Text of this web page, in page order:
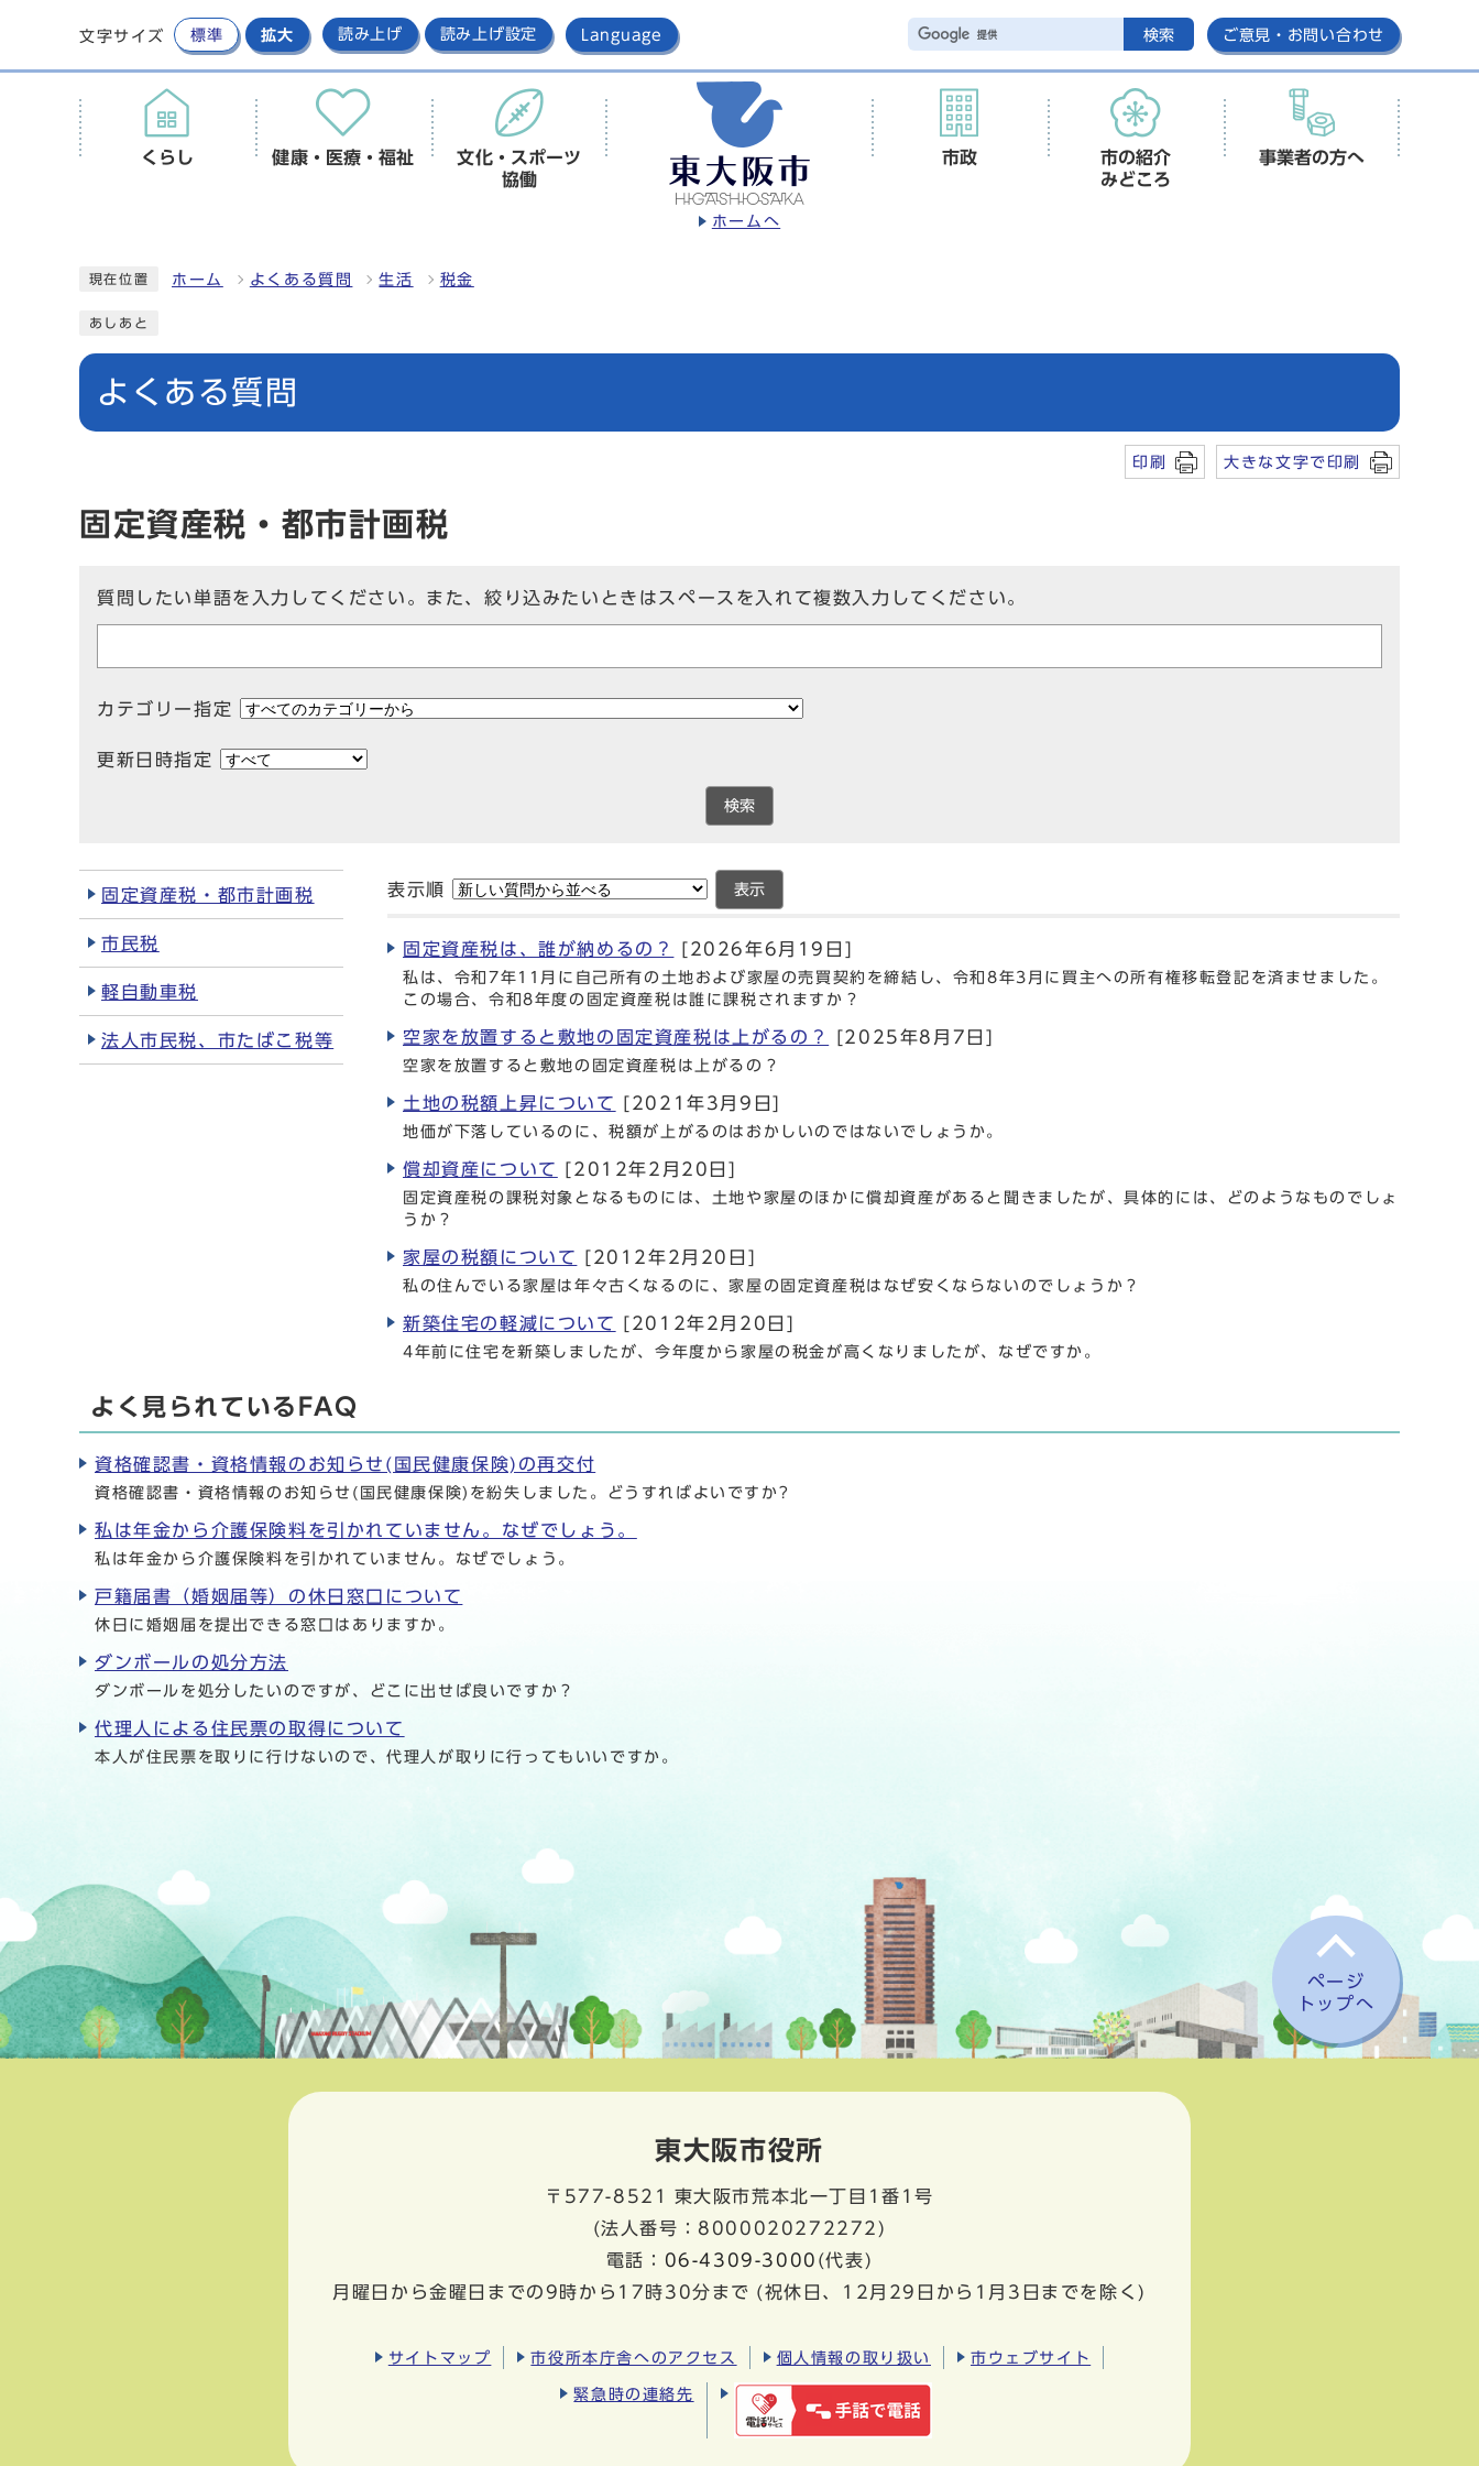
文字サイズ 標準 拡大 読み上げ 読み上げ設定 Language 検索 ご意見・お問い合わせ
ホームへ
くらし 健康・医療・福祉
文化・スポーツ
協働
市政
市の紹介
みどころ
事業者の方へ
現在位置 ホーム よくある質問 生活 税金
あしあと
よくある質問
印刷 大きな文字で印刷
固定資産税・都市計画税
質問したい単語を入力してください。また、絞り込みたいときはスペースを入れて複数入力してください。
カテゴリー指定
更新日時指定
検索
表示順 表示
固定資産税は、誰が納めるの？ [2026年6月19日]
私は、令和7年11月に自己所有の土地および家屋の売買契約を締結し、令和8年3月に買主への所有権移転登記を済ませました。
この場合、令和8年度の固定資産税は誰に課税されますか？
空家を放置すると敷地の固定資産税は上がるの？ [2025年8月7日]
空家を放置すると敷地の固定資産税は上がるの？
土地の税額上昇について [2021年3月9日]
地価が下落しているのに、税額が上がるのはおかしいのではないでしょうか。
償却資産について [2012年2月20日]
固定資産税の課税対象となるものには、土地や家屋のほかに償却資産があると聞きましたが、具体的には、どのようなものでしょ
うか？
家屋の税額について [2012年2月20日]
私の住んでいる家屋は年々古くなるのに、家屋の固定資産税はなぜ安くならないのでしょうか？
新築住宅の軽減について [2012年2月20日]
4年前に住宅を新築しましたが、今年度から家屋の税金が高くなりましたが、なぜですか。
固定資産税・都市計画税
市民税
軽自動車税
法人市民税、市たばこ税等
よく見られているFAQ
資格確認書・資格情報のお知らせ(国民健康保険)の再交付
資格確認書・資格情報のお知らせ(国民健康保険)を紛失しました。どうすればよいですか?
私は年金から介護保険料を引かれていません。なぜでしょう。
私は年金から介護保険料を引かれていません。なぜでしょう。
戸籍届書（婚姻届等）の休日窓口について
休日に婚姻届を提出できる窓口はありますか。
ダンボールの処分方法
ダンボールを処分したいのですが、どこに出せば良いですか？
代理人による住民票の取得について
本人が住民票を取りに行けないので、代理人が取りに行ってもいいですか。
ページ
トップへ
東大阪市役所
〒577-8521
東大阪市荒本北一丁目1番1号
(法人番号：8000020272272)
電話： 06-4309-3000 (代表)
月曜日から金曜日までの9時から17時30分まで (祝休日、12月29日から1月3日までを除く)
サイトマップ 市役所本庁舎へのアクセス 個人情報の取り扱い 市ウェブサイト
緊急時の連絡先